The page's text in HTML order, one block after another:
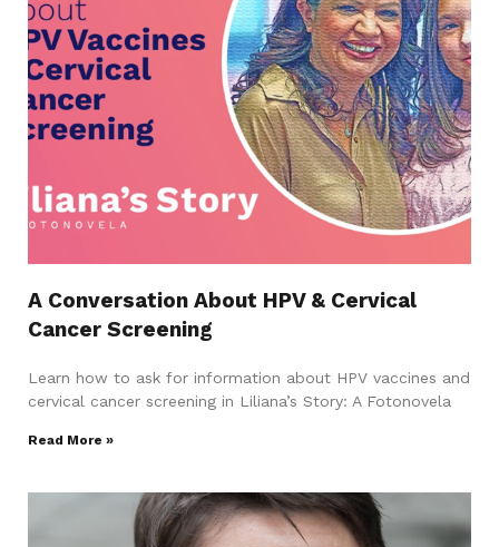
A Conversation About HPV & Cervical
Cancer Screening
Learn how to ask for information about HPV vaccines and
cervical cancer screening in Liliana’s Story: A Fotonovela
Read More »